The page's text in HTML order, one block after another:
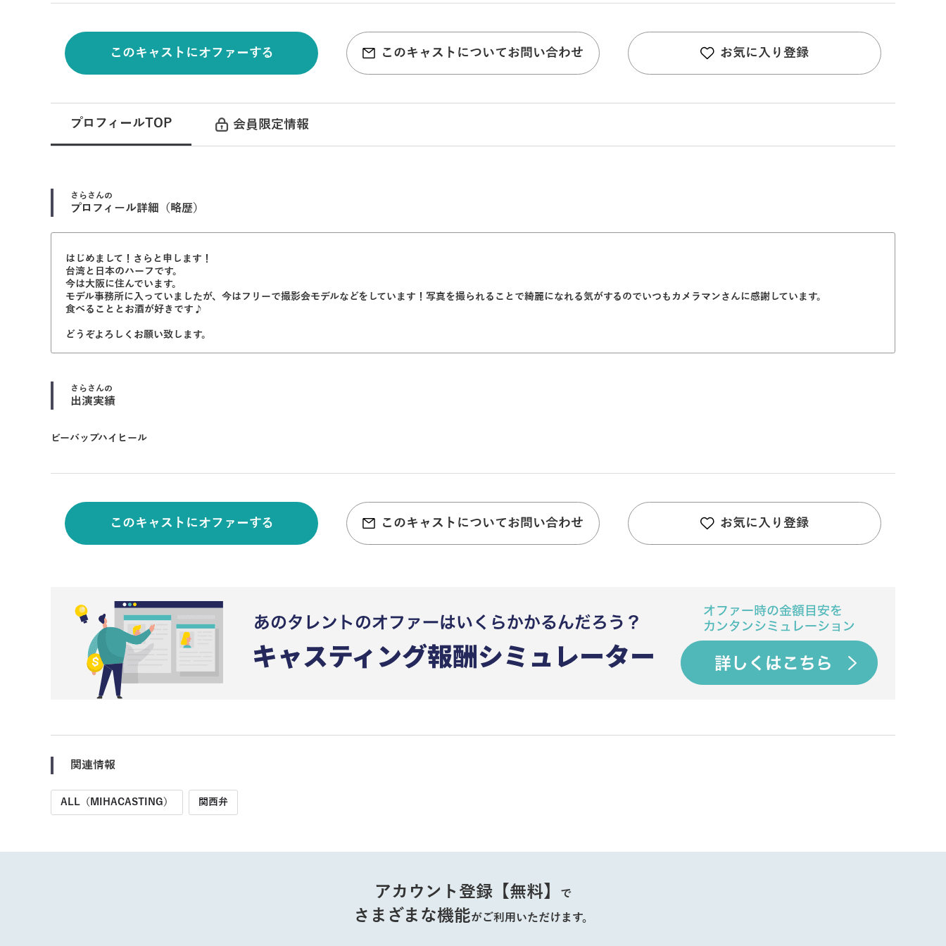
このキャストにオファーする このキャストについてお問い合わせ お気に入り登録
プロフィールTOP 会員限定情報
さら さんの
プロフィール詳細（略歴）
はじめまして！さらと申します！
台湾と日本のハーフです。
今は大阪に住んでいます。
モデル事務所に入っていましたが、今はフリーで撮影会モデルなどをしています！写真を撮られることで綺麗になれる気がするのでいつもカメラマンさんに感謝しています。
食べることとお酒が好きです♪
どうぞよろしくお願い致します。
さら さんの
出演実績
ビーバップハイヒール
このキャストにオファーする このキャストについてお問い合わせ お気に入り登録
関連情報
ALL（MIHACASTING） 関西弁
アカウント登録【無料】 で
さまざまな機能がご利用いただけます。